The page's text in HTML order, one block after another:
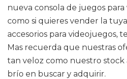
nueva consola de juegos para
como si quieres vender la
accesorios para videojuegos,
Mas recuerda que nuestras
tan veloz como nuestro
brío en buscar y adquirir.